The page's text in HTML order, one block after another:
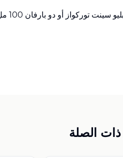
توركواز أو دو بارفان 100 مل للجنسين
ذات الصلة